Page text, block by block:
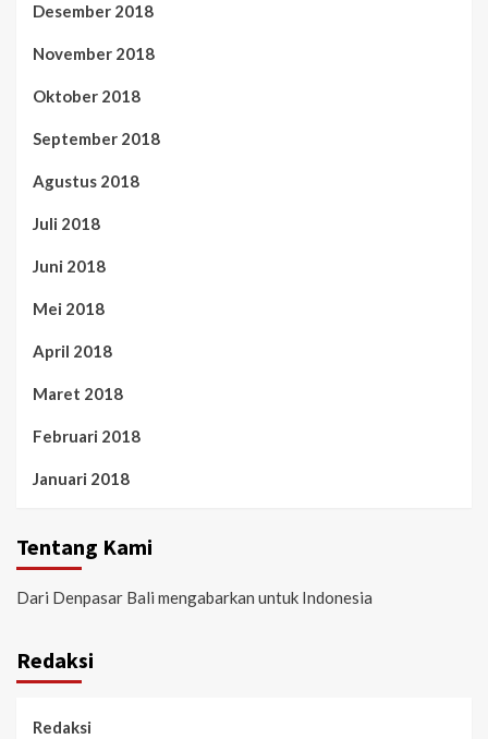
Desember 2018
November 2018
Oktober 2018
September 2018
Agustus 2018
Juli 2018
Juni 2018
Mei 2018
April 2018
Maret 2018
Februari 2018
Januari 2018
Tentang Kami
Dari Denpasar Bali mengabarkan untuk Indonesia
Redaksi
Redaksi